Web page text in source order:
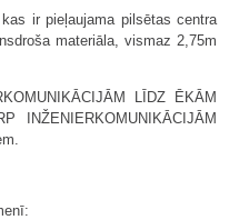
ir pieļaujama pilsētas centra
materiāla, vismaz 2,75m
LĪDZ ĒKĀM
INŽENIERKOMUNIKĀCIJĀM